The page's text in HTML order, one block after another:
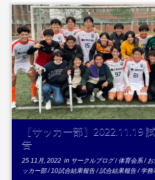
...続きを読む
【サッカー部】2022.11.19
告
25 11月, 2022 in サークルブログ/体育会系/
ッカー部/10試合結果報告/試合結果報告/学